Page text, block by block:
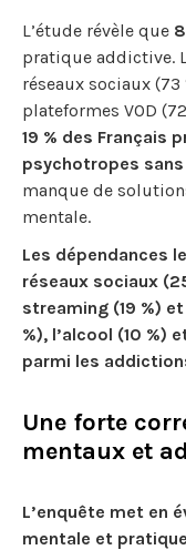
L’étude révèle que
pratique addictive.
réseaux sociaux (73
plateformes VOD
19 % des Français
psychotropes
manque de
mentale.
Les dépendances
réseaux sociaux
streaming (19 %)
%), l’alcool (10 %)
parmi les
Une forte
mentaux et
L’enquête met en
mentale et